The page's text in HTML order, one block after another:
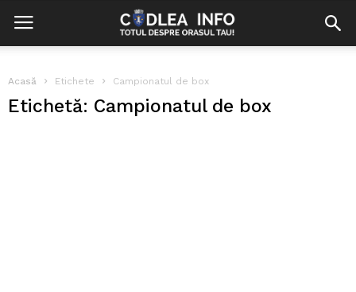
Acasă Etichete Campionatul de box
Etichetă: Campionatul de box